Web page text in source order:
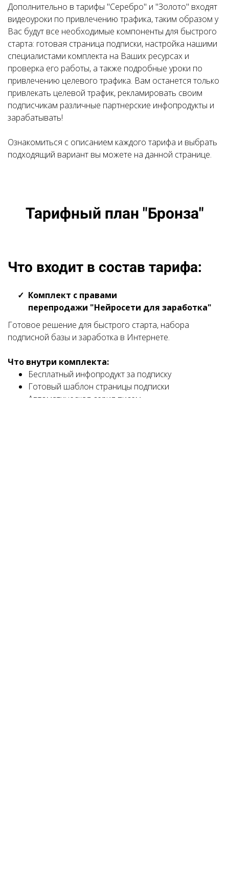
Дополнительно в тарифы "Серебро" и "Золото" входят
видеоуроки по привлечению трафика, таким образом у
Вас будут все необходимые компоненты для быстрого
старта: готовая страница подписки, настройка нашими
специалистами комплекта на Ваших ресурсах и
проверка его работы, а также подробные уроки по
привлечению целевого трафика. Вам останется только
привлекать целевой трафик, рекламировать своим
подписчикам различные партнерские инфопродукты и
зарабатывать!
Ознакомиться с описанием каждого тарифа и выбрать
подходящий вариант вы можете на данной странице.
Тарифный план "Бронза"
Что входит в состав тарифа:
Комплект с правами
перепродажи "Нейросети для заработка"
Готовое решение для быстрого старта, набора
подписной базы и заработка в Интернете.
Что внутри комплекта:
Бесплатный инфопродукт за подписку
Готовый шаблон страницы подписки
Автоматическая серия писем